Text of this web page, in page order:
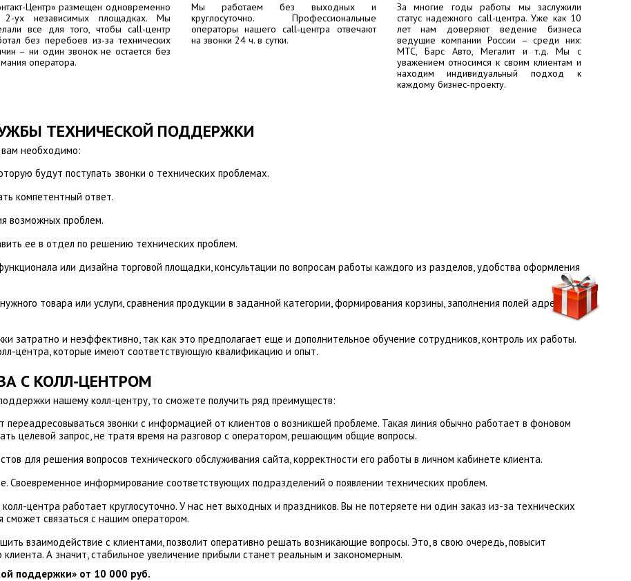
Центр» размещен одновременно
ух независимых площадках. Мы
все для того, чтобы call-центр
без перебоев из-за технических
– ни один звонок не остается без
оператора.
Мы работаем без выходных и
круглосуточно. Профессиональные
операторы нашего call-центра отвечают
на звонки 24 ч. в сутки.
За многие годы работы мы заслужили
статус надежного call-центра. Уже как 10
лет нам доверяют ведение бизнеса
ведущие компании России – среди них:
МТС, Барс Авто, Мегалити т.д. Мы с
уважением относимся к своим клиентам и
находим индивидуальный подход к
каждому бизнес-проекту.
ТЕХНИЧЕСКОЙ ПОДДЕРЖКИ
необходимо:
будут поступать звонки о технических проблемах.
компетентный ответ.
возможных проблем.
ее в отдел по решению технических проблем.
или дизайна торговой площадки, консультации по вопросам работы каждого из разделов, удобства оформления
товара или услуги, сравнения продукции в заданной категории, формирования корзины, заполнения полей адресной
затратно и неэффективно, так как это предполагает еще и дополнительное обучение сотрудников, контроль их работы.
центра, которые имеют соответствующую квалификацию и опыт.
С КОЛЛ-ЦЕНТРОМ
нашему колл-центру, то сможете получить ряд преимуществ:
звонки с информацией от клиентов о возникшей проблеме. Такая линия обычно работает в фоновом
целевой запрос, не тратя время на разговор с оператором, решающим общие вопросы.
для решения вопросов технического обслуживания сайта, корректности его работы в личном кабинете клиента.
Своевременное информирование соответствующих подразделений о появлении технических проблем.
центра работает круглосуточно. У нас нет выходных и праздников. Вы не потеряете ни один заказ из-за технических
сможет связаться с нашим оператором.
взаимодействие с клиентами, позволит оперативно решать возникающие вопросы. Это, в свою очередь, повысит
А значит, стабильное увеличение прибыли станет реальным и закономерным.
поддержки» от 10 000 руб.